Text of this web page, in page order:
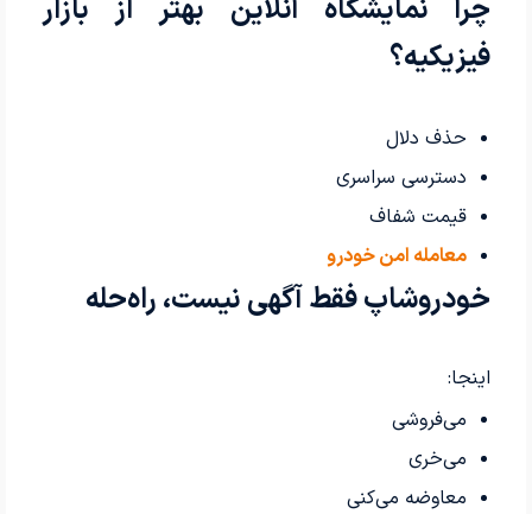
چرا نمایشگاه آنلاین بهتر از بازار
فیزیکیه؟
حذف دلال
دسترسی سراسری
قیمت شفاف
معامله امن خودرو
خودروشاپ فقط آگهی نیست، راه‌حله
اینجا:
می‌فروشی
می‌خری
معاوضه می‌کنی